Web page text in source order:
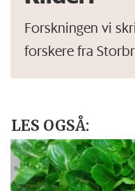
Forskningen vi
forskere fra
Frontiers in
LES OGSÅ: